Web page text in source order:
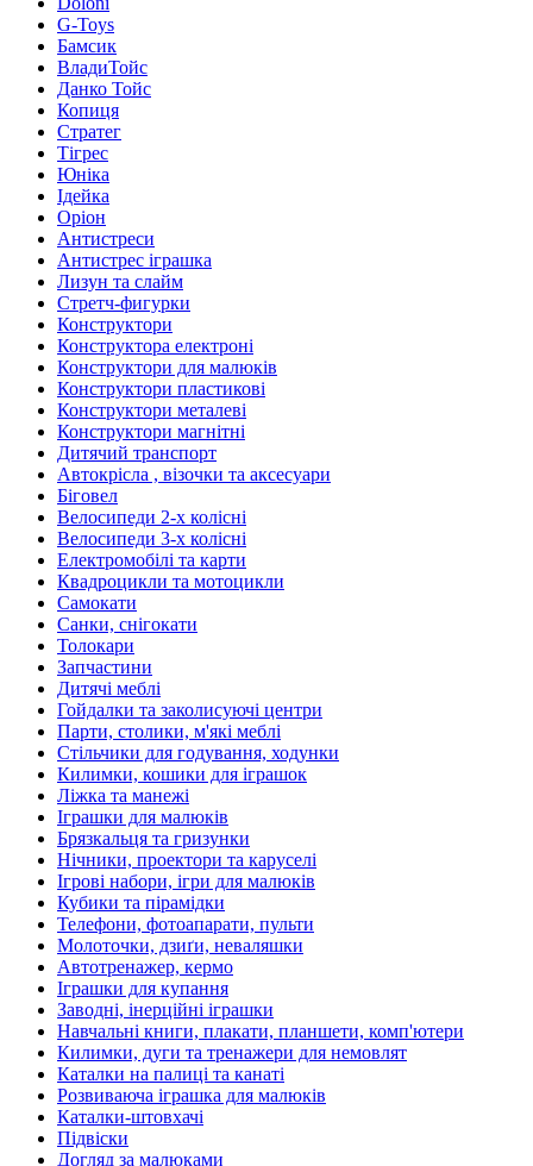
G-Toys
Бамсик
ВладиТойс
Данко Тойс
Копиця
Стратег
Тігрес
Юніка
Ідейка
Оріон
Антистреси
Антистрес іграшка
Лизун та слайм
Стретч-фигурки
Конструктори
Конструктора електроні
Конструктори для малюків
Конструктори пластикові
Конструктори металеві
Конструктори магнітні
Дитячий транспорт
Автокрісла , візочки та аксесуари
Біговел
Велосипеди 2-х колісні
Велосипеди 3-х колісні
Електромобілі та карти
Квадроцикли та мотоцикли
Самокати
Санки, снігокати
Толокари
Запчастини
Дитячі меблі
Гойдалки та заколисуючі центри
Парти, столики, м'які меблі
Стільчики для годування, ходунки
Килимки, кошики для іграшок
Ліжка та манежі
Іграшки для малюків
Брязкальця та гризунки
Нічники, проектори та каруселі
Ігрові набори, ігри для малюків
Кубики та пірамідки
Телефони, фотоапарати, пульти
Молоточки, дзиґи, неваляшки
Автотренажер, кермо
Іграшки для купання
Заводні, інерційні іграшки
Навчальні книги, плакати, планшети, комп'ютери
Килимки, дуги та тренажери для немовлят
Каталки на палиці та канаті
Розвиваюча іграшка для малюків
Каталки-штовхачі
Підвіски
Догляд за малюками